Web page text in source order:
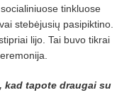
tinkluose
stebėjusių pasipiktino.
lijo. Tai buvo tikrai
kad tapote draugai su